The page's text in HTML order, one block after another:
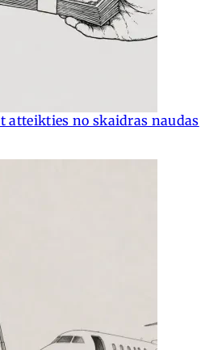
atteikties no skaidras naudas